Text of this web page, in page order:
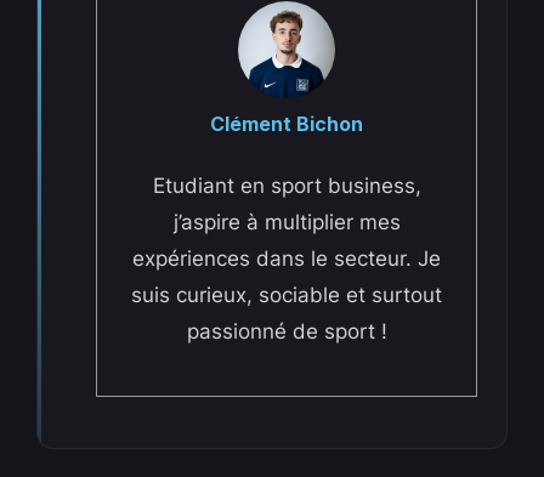
Clément Bichon
Etudiant en sport business,
j’aspire à multiplier mes
expériences dans le secteur. Je
suis curieux, sociable et surtout
passionné de sport !